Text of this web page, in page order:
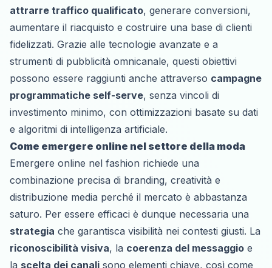
attrarre traffico qualificato, generare conversioni,
aumentare il riacquisto e costruire una base di clienti
fidelizzati. Grazie alle tecnologie avanzate e a
strumenti di pubblicità omnicanale, questi obiettivi
possono essere raggiunti anche attraverso campagne
programmatiche self-serve, senza vincoli di
investimento minimo, con ottimizzazioni basate su dati
e algoritmi di intelligenza artificiale.
Come emergere online nel settore della moda
Emergere online nel fashion richiede una
combinazione precisa di branding, creatività e
distribuzione media perché il mercato è abbastanza
saturo. Per essere efficaci è dunque necessaria una
strategia che garantisca visibilità nei contesti giusti. La
riconoscibilità visiva, la coerenza del messaggio e
la scelta dei canali sono elementi chiave, così come